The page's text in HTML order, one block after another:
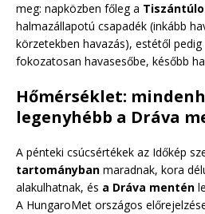
meg: napközben főleg a
halmazállapotú csapadék (inkább
körzetekben havazás), estétől pedig
fokozatosan havasesőbe, később
Hőmérséklet:
legenyhébb a Dráva
A pénteki csúcsértékek az Időkép
tartományban maradnak, kora
alakulhatnak, és a Dráva mentén
A HungaroMet országos